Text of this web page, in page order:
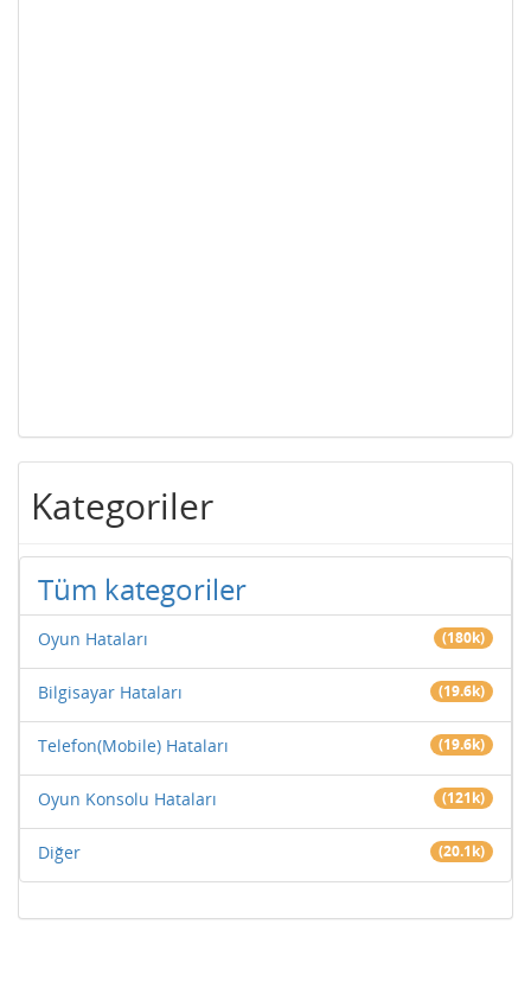
Kategoriler
Tüm kategoriler
Oyun Hataları (180k)
Bilgisayar Hataları (19.6k)
Telefon(Mobile) Hataları (19.6k)
Oyun Konsolu Hataları (121k)
Diğer (20.1k)